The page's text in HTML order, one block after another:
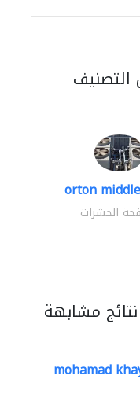
التصنيف
orton
الحشرات
نتائج مشابهة
mohamad